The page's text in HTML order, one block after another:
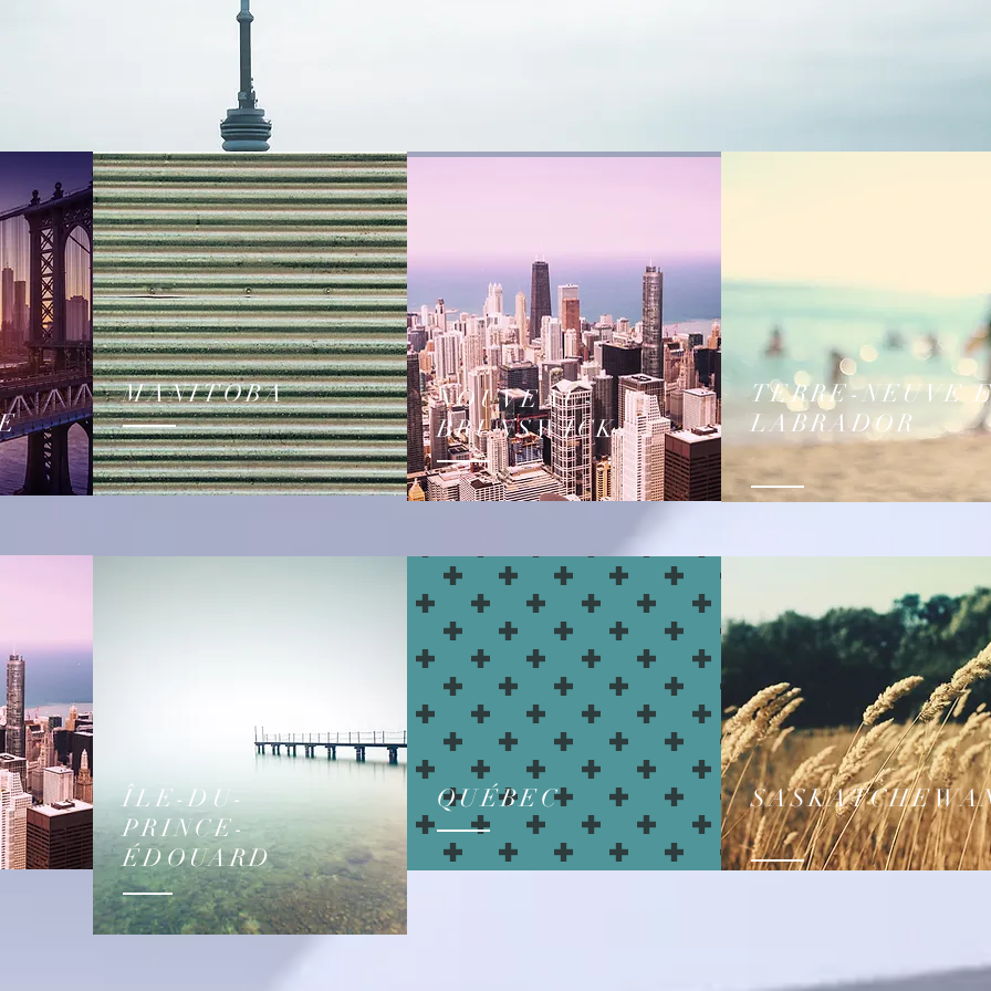
MANITOBA
NOUVEAU-
BRUNSWICK
TERRE-NEUVE
LABRADOR
ÎLE-DU-
PRINCE-
ÉDOUARD
QUÉBEC